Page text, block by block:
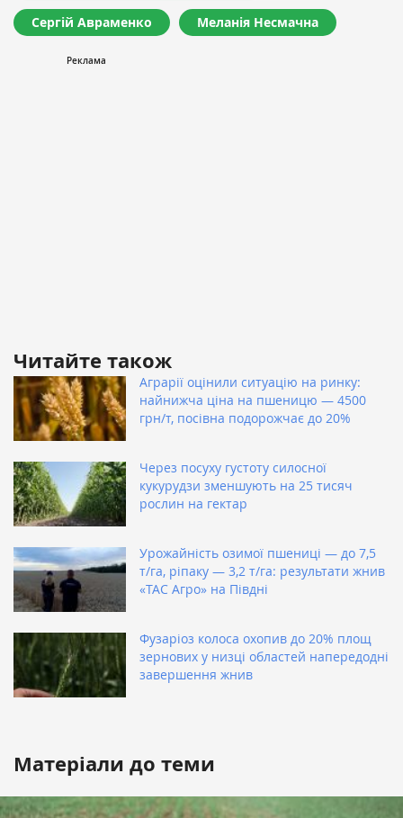
Сергій Авраменко Меланія Несмачна
Читайте також
Аграрії оцінили ситуацію на ринку:
найнижча ціна на пшеницю — 4500
грн/т, посівна подорожчає до 20%
Через посуху густоту силосної
кукурудзи зменшують на 25 тисяч
рослин на гектар
Урожайність озимої пшениці — до 7,5
т/га, ріпаку — 3,2 т/га: результати жнив
«ТАС Агро» на Півдні
Фузаріоз колоса охопив до 20% площ
зернових у низці областей напередодні
завершення жнив
Матеріали до теми